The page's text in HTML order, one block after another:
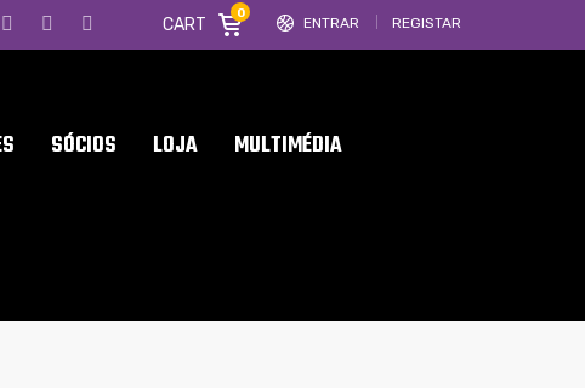
ENTRAR REGISTAR
CART
0
SÓCIOS LOJA MULTIMÉDIA